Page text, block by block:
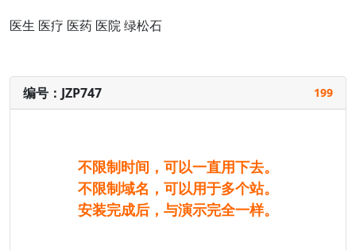
医生 医疗 医药 医院绿松石
编号：JZP747 199
不限制时间，可以一直用下去。
不限制域名，可以用于多个站。
安装完成后，与演示完全一样。